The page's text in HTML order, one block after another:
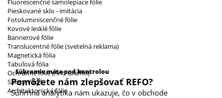
Fluorescenčné samolepiace fólie
Pieskované sklo - imitácia
Fotoluminiscenčné fólie
Kovové lesklé fólie
Bannerové fólie
Translucentné fólie (svetelná reklama)
Magnetická fólia
Tabuľová fólia
Ochranné fólie (Anti Graffiti)
Safety Vinyl
Architektonické fólie
Súkromie máte pod kontrolou
Pomôžete nám zlepšovať REFO?
Súhrnná analytika nám ukazuje, čo v obchode
Kategórie cookies